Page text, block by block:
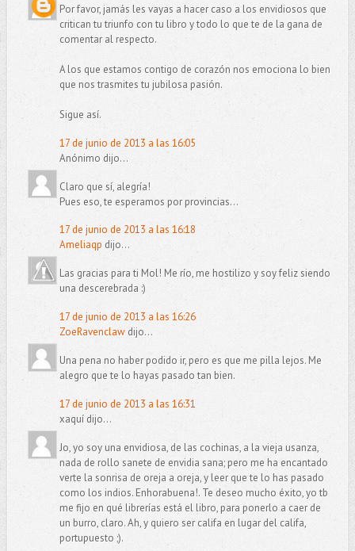
Por favor, jamás les vayas a hacer caso a los envidiosos que
critican tu triunfo con tu libro y todo lo que te de la gana de
comentar al respecto.
A los que estamos contigo de corazón nos emociona lo bien
que nos trasmites tu jubilosa pasión.
Sigue así.
17 de junio de 2013 a las 16:05
Anónimo dijo...
Claro que sí, alegría!
Pues eso, te esperamos por provincias...
17 de junio de 2013 a las 16:18
Ameliaqp dijo...
Las gracias para ti Mol! Me río, me hostilizo y soy feliz siendo
una descerebrada :)
17 de junio de 2013 a las 16:26
ZoeRavenclawdijo...
Una pena no haber podido ir, pero es que me pilla lejos. Me
alegro que te lo hayas pasado tan bien.
17 de junio de 2013 a las 16:31
xaquí dijo...
Jo, yo soy una envidiosa, de las cochinas, a la vieja usanza,
nada de rollo sanete de envidia sana; pero me ha encantado
verte la sonrisa de oreja a oreja, y leer que te lo has pasado
como los indios. Enhorabuena!. Te deseo mucho éxito, yo tb
me fijo en qué librerías está el libro, para ponerlo a caer de
un burro, claro. Ah, y quiero ser califa en lugar del califa,
portupuesto ;).